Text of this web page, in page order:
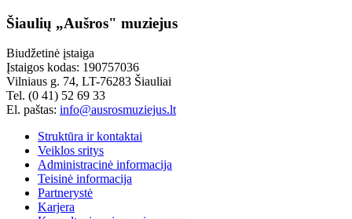
Šiaulių „Aušros" muziejus
Biudžetinė įstaiga
Įstaigos kodas: 190757036
Vilniaus g. 74, LT-76283 Šiauliai
Tel. (0 41) 52 69 33
El. paštas: info@ausrosmuziejus.lt
Struktūra ir kontaktai
Veiklos sritys
Administracinė informacija
Teisinė informacija
Partnerystė
Karjera